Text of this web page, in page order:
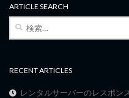
ARTICLE SEARCH
RECENT ARTICLES
レンタルサーバーのレスポン